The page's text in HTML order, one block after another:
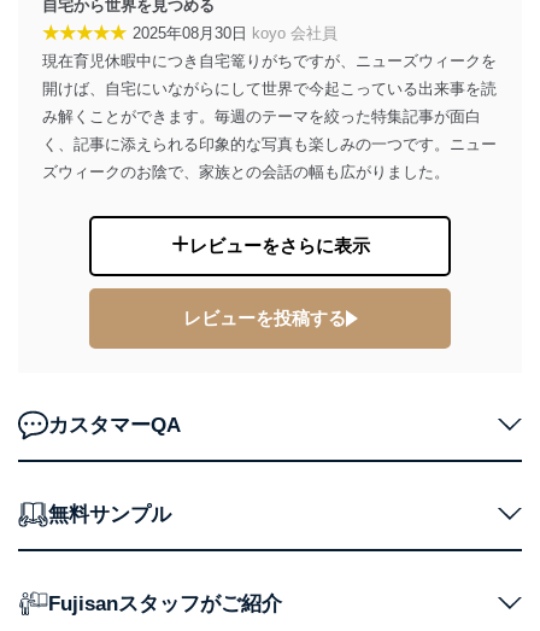
用・提供・管理いたします。
東京都渋谷区南平台町16-11
株式会社富士山マガジンサービス
代表取締役会長 西野 伸一郎
個人情報保護管理者: 経営管理グループディレクター 前
田 嘉也
当社が取り扱う開示対象個人情報の利用目的は次のとお
1 ービス等をご利用
購入商品の配送のため
商品代金回収のため
閲覧履歴や購買履歴等の情報を分
人情報
質向上のため
自宅から世界を見つめる
★★★★★ 2025年08月30日 koyo 会社員
現在育児休暇中につき自宅篭りがちですが、ニューズウィークを
開けば、自宅にいながらにして世界で今起こっている出来事を読
み解くことができます。毎週のテーマを絞った特集記事が面白
く、記事に添えられる印象的な写真も楽しみの一つです。ニュー
ズウィークのお陰で、家族との会話の幅も広がりました。
レビューをさらに表示
レビューを投稿する
カスタマーQA
無料サンプル
Fujisanスタッフがご紹介